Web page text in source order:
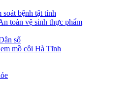
bệnh tật tỉnh
toàn vệ sinh thực phẩm
số
mồ côi Hà Tĩnh